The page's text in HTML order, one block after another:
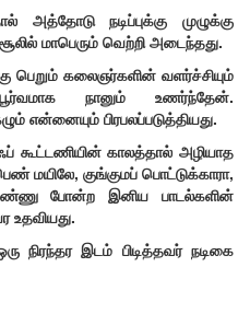
அத்தோடு நடிப்புக்கு முழுக்கு
மாபெரும் வெற்றி அடைந்தது.
பெறும் கலைஞர்களின் வளர்ச்சியும்
நானும் உணர்ந்தேன்.
என்னையும் பிரபலப்படுத்தியது.
கூட்டணியின் காலத்தால் அழியாத
மயிலே, குங்குமப் பொட்டுக்காரா,
போன்ற இனிய பாடல்களின்
உதவியது.
நிரந்தர இடம் பிடித்தவர் நடிகை